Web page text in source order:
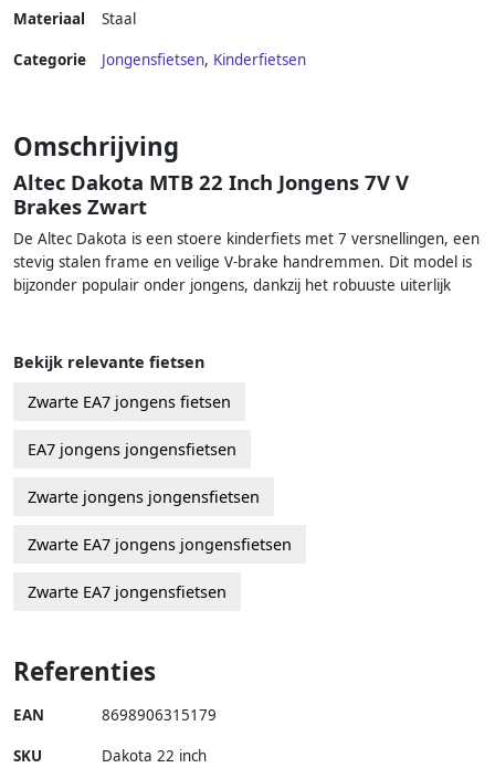
Materiaal
Staal
Categorie Jongensfietsen, Kinderfietsen
Omschrijving
Altec Dakota MTB 22 Inch Jongens 7V V
Brakes Zwart
De Altec Dakota is een stoere kinderfiets met 7 versnellingen, een
stevig stalen frame en veilige V-brake handremmen. Dit model is
bijzonder populair onder jongens, dankzij het robuuste uiterlijk
Bekijk relevante fietsen
Zwarte EA7 jongens fietsen
EA7 jongens jongensfietsen
Zwarte jongens jongensfietsen
Zwarte EA7 jongens jongensfietsen
Zwarte EA7 jongensfietsen
Referenties
EAN 8698906315179
SKU Dakota 22 inch